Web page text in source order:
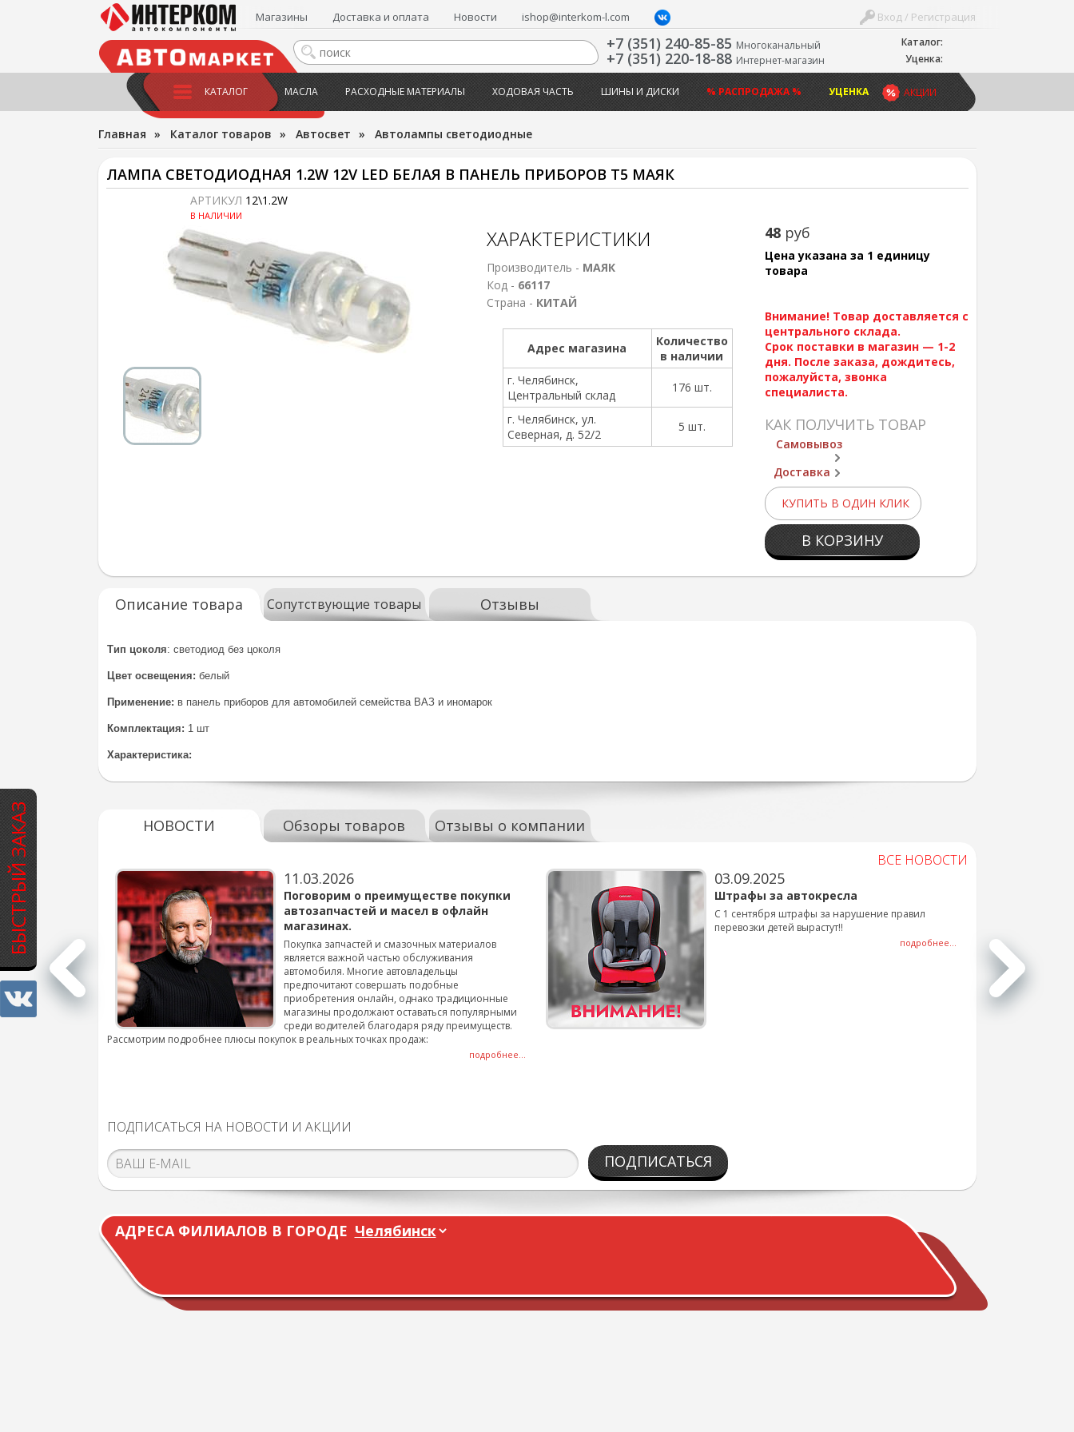
БЫСТРЫЙ ЗАКАЗ
Каталог:
Уценка:
Вход / Регистрация
Магазины Доставка и оплата Новости ishop@interkom-l.com
+7 (351) 240-85-85 Многоканальный
+7 (351) 220-18-88 Интернет-магазин
АКЦИИ
КАТАЛОГ МАСЛА РАСХОДНЫЕ МАТЕРИАЛЫ ХОДОВАЯ ЧАСТЬ ШИНЫ И ДИСКИ % РАСПРОДАЖА % УЦЕНКА
Главная » Каталог товаров » Автосвет » Автолампы светодиодные
ЛАМПА СВЕТОДИОДНАЯ 1.2W 12V LED БЕЛАЯ В ПАНЕЛЬ ПРИБОРОВ Т5 МАЯК
АРТИКУЛ 12\1.2W
В НАЛИЧИИ
48 руб
Цена указана за 1 единицу
товара
Внимание! Товар доставляется с
центрального склада.
Срок поставки в магазин — 1-2
дня. После заказа, дождитесь,
пожалуйста, звонка
специалиста.
КАК ПОЛУЧИТЬ ТОВАР
Самовывоз
Доставка
КУПИТЬ В ОДИН КЛИК
В КОРЗИНУ
ХАРАКТЕРИСТИКИ
Производитель - МАЯК
Код - 66117
Страна - КИТАЙ
Адрес магазина
Количество
в наличии
г. Челябинск,
Центральный склад
176 шт.
г. Челябинск, ул.
Северная, д. 52/2
5 шт.
Описание товара Сопутствующие товары Отзывы
Тип цоколя: светодиод без цоколя
Цвет освещения: белый
Применение: в панель приборов для автомобилей семейства ВАЗ и иномарок
Комплектация: 1 шт
Характеристика:
НОВОСТИ Обзоры товаров Отзывы о компании
ВСЕ НОВОСТИ
для
смены шин на
подробнее...
11.03.2026
Поговорим о преимуществе покупки
автозапчастей и масел в офлайн
магазинах.
Покупка запчастей и смазочных материалов
является важной частью обслуживания
автомобиля. Многие автовладельцы
предпочитают совершать подобные
приобретения онлайн, однако традиционные
магазины продолжают оставаться популярными
среди водителей благодаря ряду преимуществ.
Рассмотрим подробнее плюсы покупок в реальных точках продаж:
подробнее...
03.09.2025
Штрафы за автокресла
С 1 сентября штрафы за нарушение правил
перевозки детей вырастут!!
подробнее...
ПОДПИСАТЬСЯ НА НОВОСТИ И АКЦИИ
ПОДПИСАТЬСЯ
АДРЕСА ФИЛИАЛОВ В ГОРОДЕ